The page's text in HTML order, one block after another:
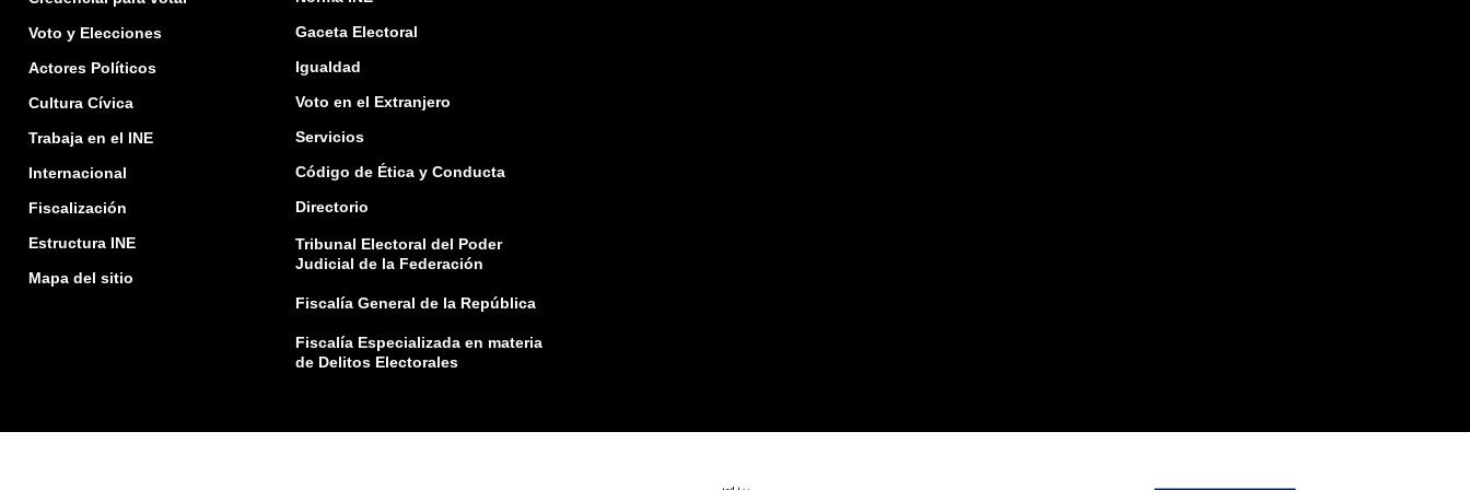
Voto y Elecciones
Actores Políticos
Cultura Cívica
Trabaja en el INE
Internacional
Fiscalización
Estructura INE
Mapa del sitio
Gaceta Electoral
Igualdad
Voto en el Extranjero
Servicios
Código de Ética y Conducta
Directorio
Tribunal Electoral del Poder
Judicial de la Federación
Fiscalía General de la República
Fiscalía Especializada en materia
de Delitos Electorales